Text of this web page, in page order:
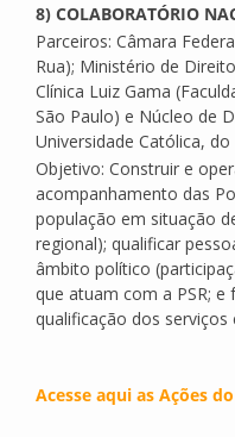
8) COLABORATÓRIO
Parceiros: Câmara
Rua); Ministério de
Clínica Luiz Gama
São Paulo) e Núcleo de
Universidade Católica, do
Objetivo: Construir e
acompanhamento das
população em situação
regional); qualificar
âmbito político
que atuam com a PSR;
qualificação dos serviços
Acesse aqui as Ações